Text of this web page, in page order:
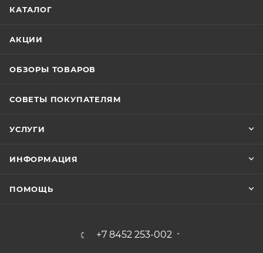
КАТАЛОГ
АКЦИИ
ОБЗОРЫ ТОВАРОВ
СОВЕТЫ ПОКУПАТЕЛЯМ
УСЛУГИ
ИНФОРМАЦИЯ
ПОМОЩЬ
+7 8452 253-002